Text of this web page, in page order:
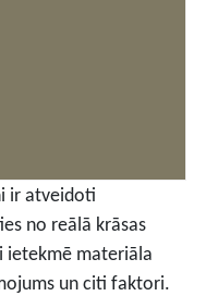
ir atveidoti
no reālā krāsas
ietekmē materiāla
un citi faktori.